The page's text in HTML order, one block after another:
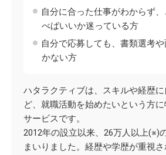
自分に合った仕事がわからず
べばいいか迷っている方
自分で応募しても、書類選考
かない方
ハタラクティブは、スキルや経歴
ど、就職活動を始めたいという方
サービスです。
2012年の設立以来、26万人以上(※)
まいりました。経歴や学歴が重視